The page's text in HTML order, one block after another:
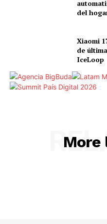
del
Xiaomi
de
IceLoop
More